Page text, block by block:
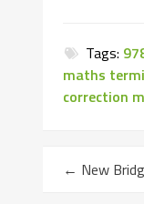
Tags:
maths
correction
← New